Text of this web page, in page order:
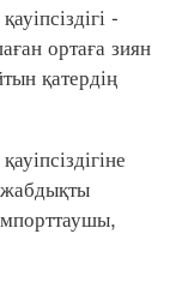
-
ортаға зиян
қатердің